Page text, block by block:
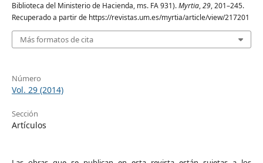
Biblioteca del Ministerio de Hacienda, ms. FA 931).Myrtia,29, 201–245.
Recuperado a partir de https://revistas.um.es/myrtia/article/view/217201
Más formatos de cita
Número
Vol. 29 (2014)
Sección
Artículos